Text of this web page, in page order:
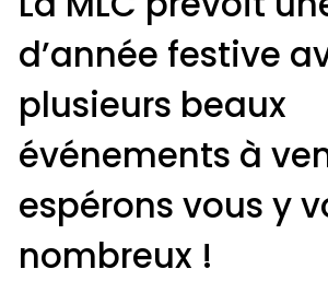
d’année festive
plusieurs beaux
événements à
espérons vous y
nombreux !